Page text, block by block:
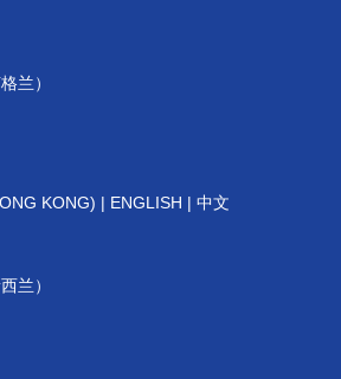
兰）
KONG) | ENGLISH | 中文
兰）